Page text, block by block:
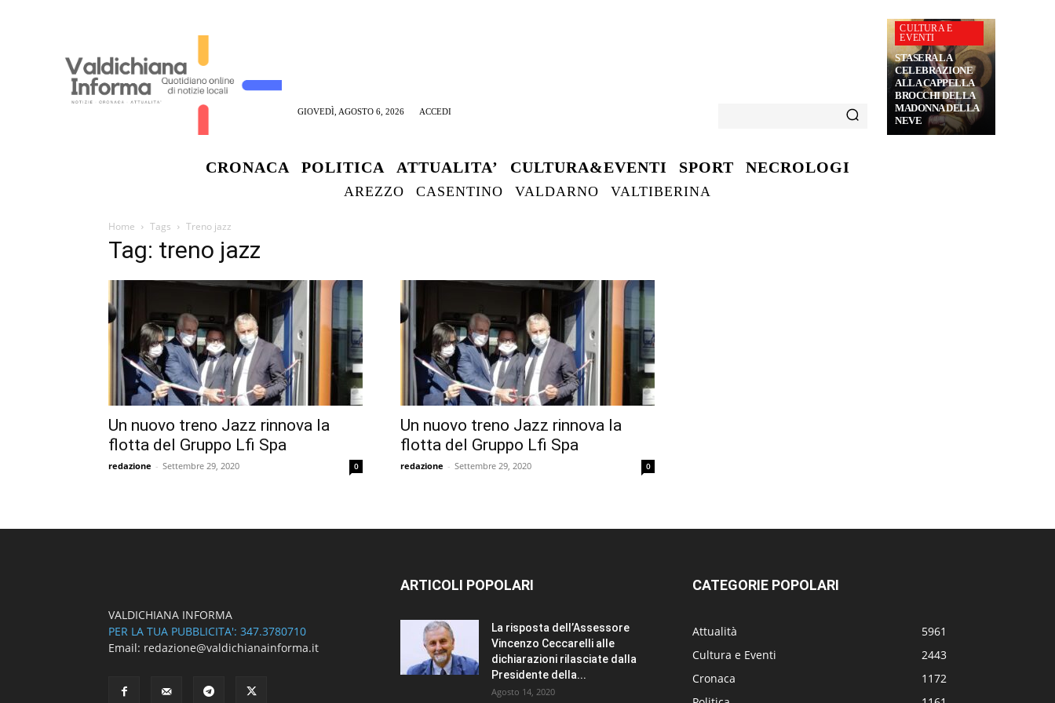
GIOVEDÌ, AGOSTO 6, 2026 ACCEDI
CULTURA E
EVENTI
STASERA LA
CELEBRAZIONE
ALLA CAPPELLA
BROCCHI DELLA
MADONNA DELLA
NEVE
CRONACA POLITICA ATTUALITA’ CULTURA&EVENTI SPORT NECROLOGI
AREZZO CASENTINO VALDARNO VALTIBERINA
Home Tags Treno jazz
Tag: treno jazz
Un nuovo treno Jazz rinnova la
flotta del Gruppo Lfi Spa
redazione - Settembre 29, 2020 0
Un nuovo treno Jazz rinnova la
flotta del Gruppo Lfi Spa
redazione - Settembre 29, 2020 0
VALDICHIANA INFORMA
PER LA TUA PUBBLICITA': 347.3780710
Email: redazione@valdichianainforma.it
ARTICOLI POPOLARI
La risposta dell’Assessore
Vincenzo Ceccarelli alle
dichiarazioni rilasciate dalla
Presidente della...
Agosto 14, 2020
CATEGORIE POPOLARI
Attualità
5961
Cultura e Eventi
2443
Cronaca
1172